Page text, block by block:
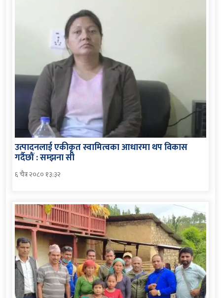
उत्पादनलाई एकीकृत स्वामित्वका आधारमा थप विकास
गर्दैछौं : सम्झना सी
६ चैत्र २०८० १३:३२